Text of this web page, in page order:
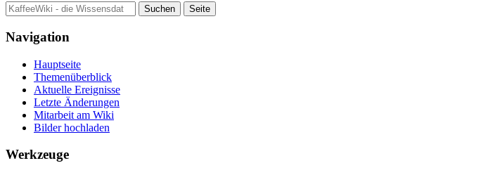
Navigation
Hauptseite
Themenüberblick
Aktuelle Ereignisse
Letzte Änderungen
Mitarbeit am Wiki
Bilder hochladen
Werkzeuge